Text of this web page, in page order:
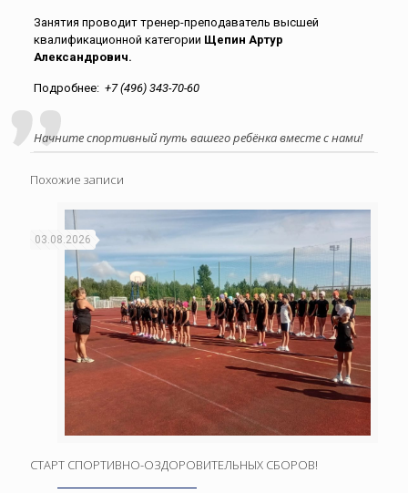
Занятия проводит тренер-преподаватель высшей
квалификационной категории Щепин Артур
Александрович.
Подробнее: +7(496) 343-70-60
Начните спортивный путь вашего ребёнка вместе с нами!
Похожие записи
03.08.2026
СТАРТ СПОРТИВНО-ОЗДОРОВИТЕЛЬНЫХ СБОРОВ!